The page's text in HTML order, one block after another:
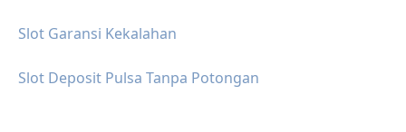
Slot Garansi Kekalahan
Slot Deposit Pulsa Tanpa Potongan